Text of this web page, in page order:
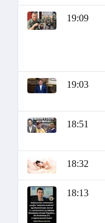
19:09
19:03
18:51
18:32
18:13